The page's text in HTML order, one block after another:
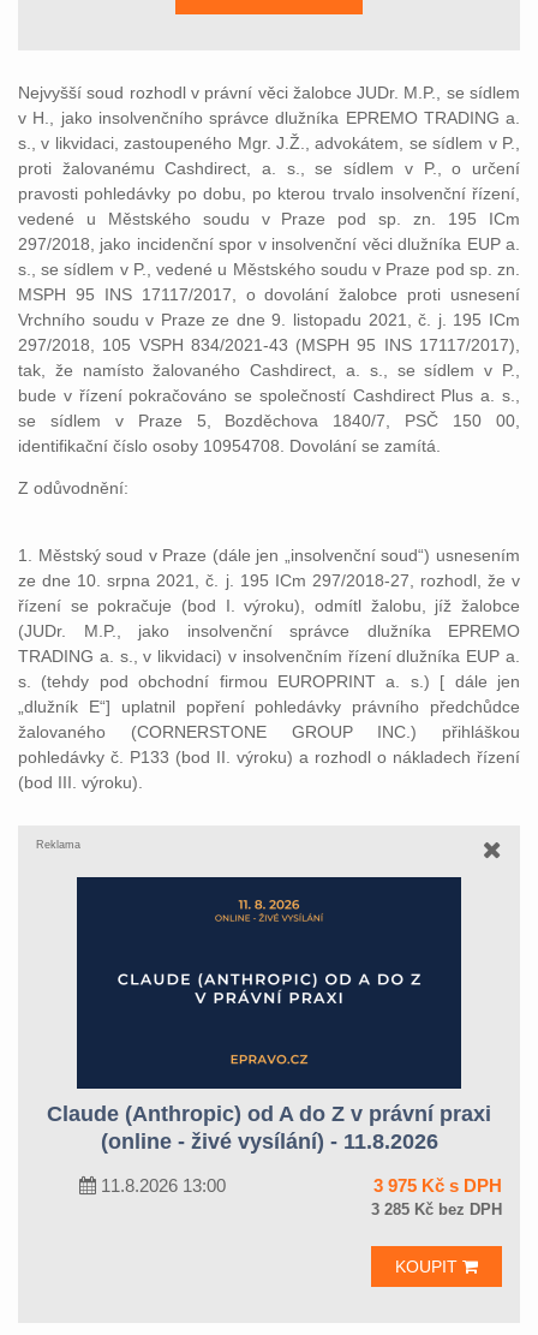
Nejvyšší soud rozhodl v právní věci žalobce JUDr. M.P., se sídlem
v H., jako insolvenčního správce dlužníka EPREMO TRADING a.
s., v likvidaci, zastoupeného Mgr. J.Ž., advokátem, se sídlem v P.,
proti žalovanému Cashdirect, a. s., se sídlem v P., o určení
pravosti pohledávky po dobu, po kterou trvalo insolvenční řízení,
vedené u Městského soudu v Praze pod sp. zn. 195 ICm
297/2018, jako incidenční spor v insolvenční věci dlužníka EUP a.
s., se sídlem v P., vedené u Městského soudu v Praze pod sp. zn.
MSPH 95 INS 17117/2017, o dovolání žalobce proti usnesení
Vrchního soudu v Praze ze dne 9. listopadu 2021, č. j. 195 ICm
297/2018, 105 VSPH 834/2021-43 (MSPH 95 INS 17117/2017),
tak, že namísto žalovaného Cashdirect, a. s., se sídlem v P.,
bude v řízení pokračováno se společností Cashdirect Plus a. s.,
se sídlem v Praze 5, Bozděchova 1840/7, PSČ 150 00,
identifikační číslo osoby 10954708. Dovolání se zamítá.
Z odůvodnění:
1. Městský soud v Praze (dále jen „insolvenční soud“) usnesením
ze dne 10. srpna 2021, č. j. 195 ICm 297/2018-27, rozhodl, že v
řízení se pokračuje (bod I. výroku), odmítl žalobu, jíž žalobce
(JUDr. M.P., jako insolvenční správce dlužníka EPREMO
TRADING a. s., v likvidaci) v insolvenčním řízení dlužníka EUP a.
s. (tehdy pod obchodní firmou EUROPRINT a. s.) [ dále jen
„dlužník E“] uplatnil popření pohledávky právního předchůdce
žalovaného (CORNERSTONE GROUP INC.) přihláškou
pohledávky č. P133 (bod II. výroku) a rozhodl o nákladech řízení
(bod III. výroku).
Reklama
Claude (Anthropic) od A do Z v právní praxi
(online - živé vysílání) - 11.8.2026
11.8.2026 13:00 3 975 Kč s DPH
3 285 Kč bez DPH
KOUPIT